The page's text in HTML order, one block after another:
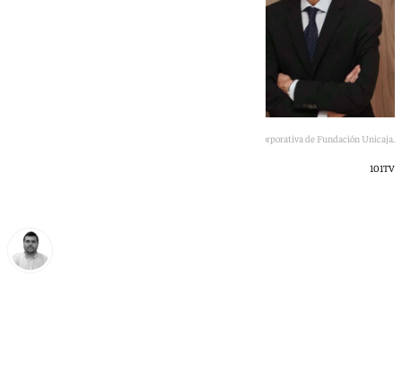
José Manuel Domínguez Martínez posa en una imagen corporativa de Fundación Unicaja.
101TV